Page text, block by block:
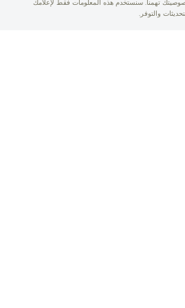
تهمنا. سنستخدم هذه المعلومات فقط لإعلامك
والتوفر.